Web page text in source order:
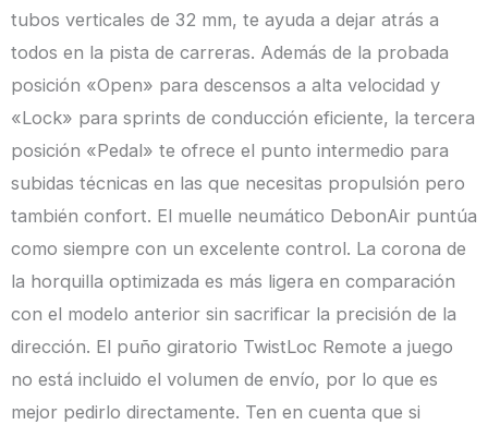
tubos verticales de 32 mm, te ayuda a dejar atrás a
todos en la pista de carreras. Además de la probada
posición «Open» para descensos a alta velocidad y
«Lock» para sprints de conducción eficiente, la tercera
posición «Pedal» te ofrece el punto intermedio para
subidas técnicas en las que necesitas propulsión pero
también confort. El muelle neumático DebonAir puntúa
como siempre con un excelente control. La corona de
la horquilla optimizada es más ligera en comparación
con el modelo anterior sin sacrificar la precisión de la
dirección. El puño giratorio TwistLoc Remote a juego
no está incluido el volumen de envío, por lo que es
mejor pedirlo directamente. Ten en cuenta que si